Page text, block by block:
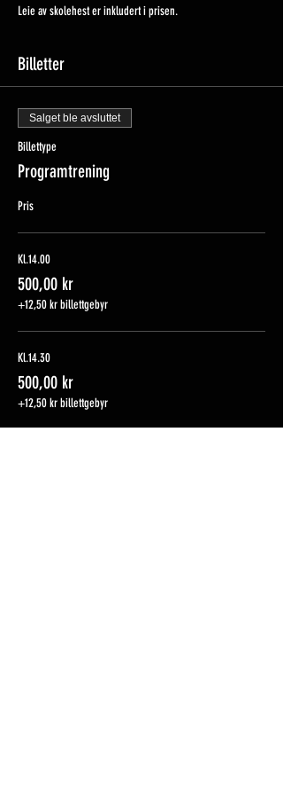
Leie av skolehest er inkludert i prisen.
Billetter
Salget ble avsluttet
Billettype
Programtrening
Pris
Kl.14.00
500,00 kr
+12,50 kr billettgebyr
Kl.14.30
500,00 kr
+12,50 kr billettgebyr